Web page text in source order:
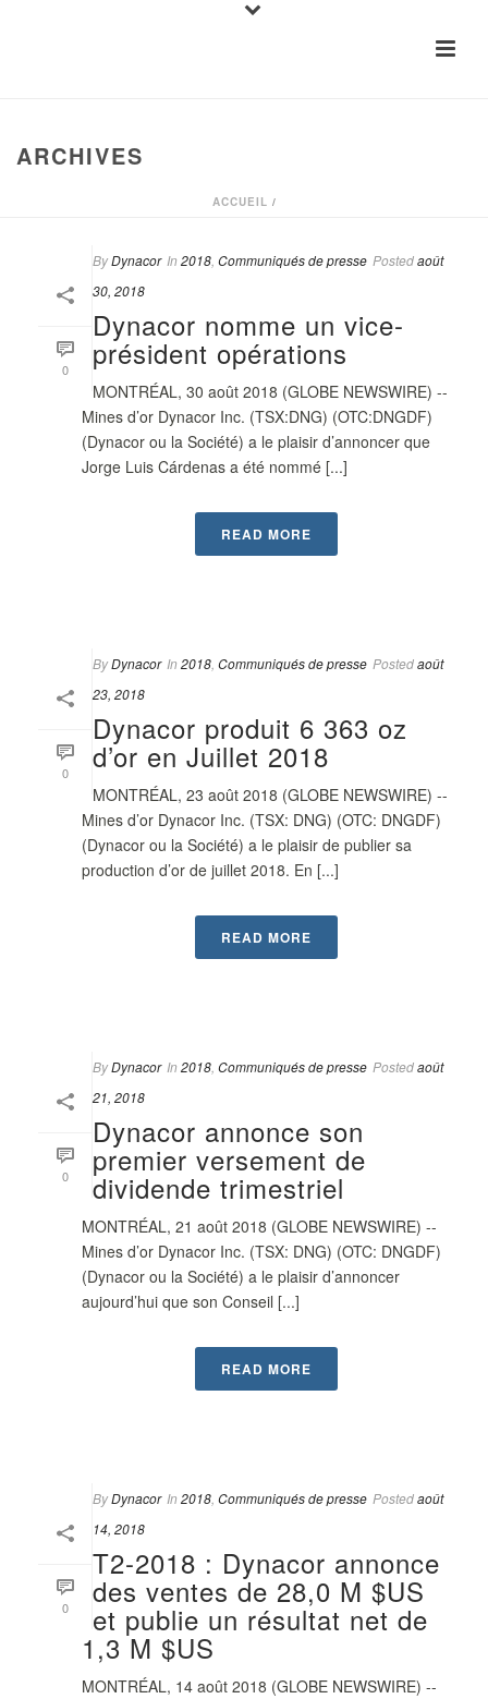
ARCHIVES
ACCUEIL /
0
ByDynacor In 2018 Communiqués de presse Postedaoût
30, 2018
Dynacor nomme un vice-
président opérations
MONTRÉAL, 30 août 2018 (GLOBE NEWSWIRE) --
Mines d’or Dynacor Inc. (TSX:DNG) (OTC:DNGDF)
(Dynacor ou la Société) a le plaisir d’annoncer que
Jorge Luis Cárdenas a été nommé [...]
READ MORE
0
ByDynacor In 2018 Communiqués de presse Postedaoût
23, 2018
Dynacor produit 6 363 oz
d’or en Juillet 2018
MONTRÉAL, 23 août 2018 (GLOBE NEWSWIRE) --
Mines d’or Dynacor Inc. (TSX: DNG) (OTC: DNGDF)
(Dynacor ou la Société) a le plaisir de publier sa
production d’or de juillet 2018. En [...]
READ MORE
0
ByDynacor In 2018 Communiqués de presse Postedaoût
21, 2018
Dynacor annonce son
premier versement de
dividende trimestriel
MONTRÉAL, 21 août 2018 (GLOBE NEWSWIRE) --
Mines d’or Dynacor Inc. (TSX: DNG) (OTC: DNGDF)
(Dynacor ou la Société) a le plaisir d’annoncer
aujourd’hui que son Conseil [...]
READ MORE
0
ByDynacor In 2018 Communiqués de presse Postedaoût
14, 2018
T2-2018 : Dynacor annonce
des ventes de 28,0 M $US
et publie un résultat net de
1,3 M $US
MONTRÉAL, 14 août 2018 (GLOBE NEWSWIRE) --